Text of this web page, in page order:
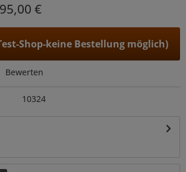
€
Shop-keine Bestellung möglich)
Bewerten
10324